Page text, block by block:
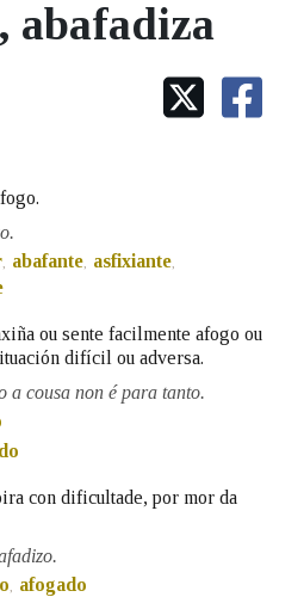
IDENTIDADE CORPORATIVA
MARCIAL DEL ADALID
CASA-MUSEO EMILIA PARDO
FIGURAS HOMENAXEADAS
, abafadiza
abafante asfixiante
ou sente facilmente afogo ou
difícil ou adversa.
a cousa non é para tanto.
con dificultade, por mor da
, afogado